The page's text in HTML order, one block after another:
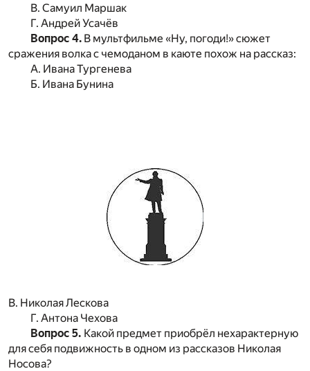
В. Самуил Маршак
Г. Андрей Усачёв
Вопрос 4. В мультфильме «Ну, погоди!» сюжет
сражения волка с чемоданом в каюте похож на рассказ:
А. Ивана Тургенева
Б. Ивана Бунина
В. Николая Лескова
Г. Антона Чехова
Вопрос 5. Какой предмет приобрёл нехарактерную
для себя подвижность в одном из рассказов Николая
Носова?